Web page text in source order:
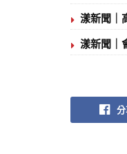
漾新聞｜
漾新聞｜